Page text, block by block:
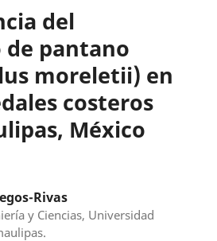
del
pantano
moreletii) en
costeros
México
Rivas
y Ciencias, Universidad